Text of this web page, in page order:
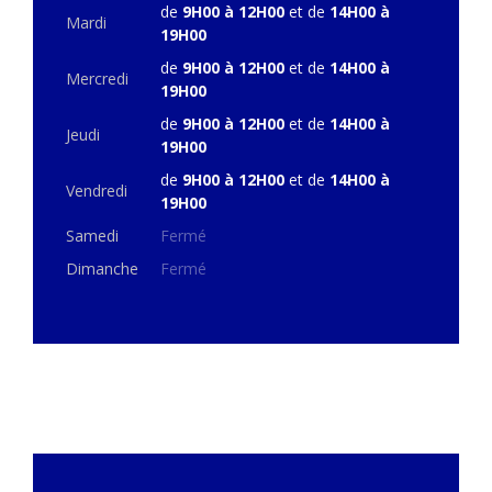
Mardi
de 9H00 à 12H00 et de 14H00 à
19H00
Mercredi
de 9H00 à 12H00 et de 14H00 à
19H00
Jeudi
de 9H00 à 12H00 et de 14H00 à
19H00
Vendredi
de 9H00 à 12H00 et de 14H00 à
19H00
Samedi
Fermé
Dimanche
Fermé